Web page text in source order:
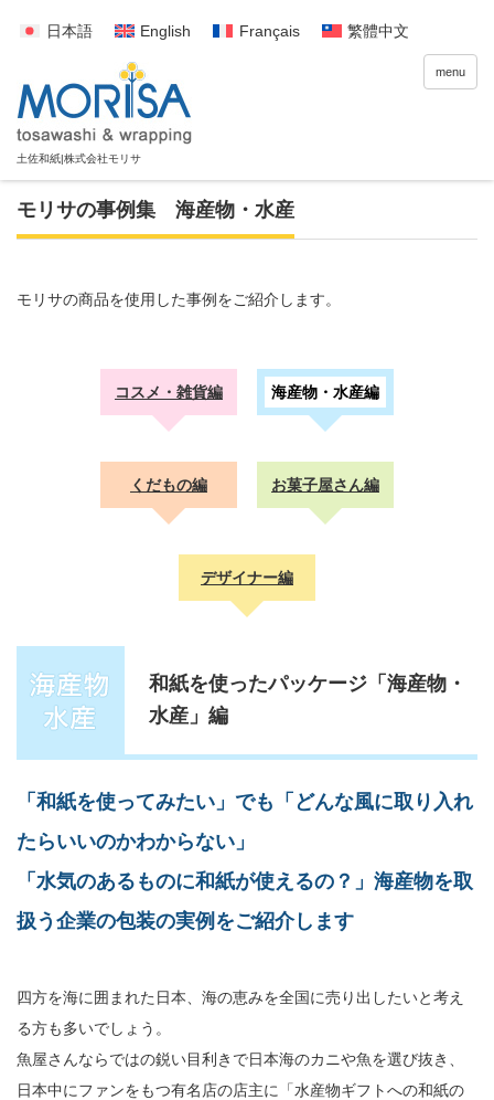
日本語 English Français 繁體中文
menu
モリサの事例集 海産物・水産
モリサの商品を使用した事例をご紹介します。
コスメ・雑貨編 海産物・水産編
くだもの編 お菓子屋さん編
デザイナー編
和紙を使ったパッケージ「海産物・
水産」編
「和紙を使ってみたい」でも「どんな風に取り入れ
たらいいのかわからない」
「水気のあるものに和紙が使えるの？」海産物を取
扱う企業の包装の実例をご紹介します
四方を海に囲まれた日本、海の恵みを全国に売り出したいと考え
る方も多いでしょう。
魚屋さんならではの鋭い目利きで日本海のカニや魚を選び抜き、
日本中にファンをもつ有名店の店主に「水産物ギフトへの和紙の